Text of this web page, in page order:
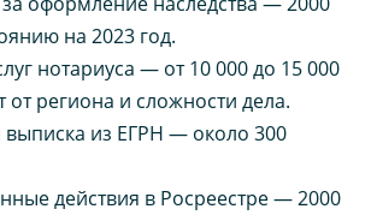
на 2023 год.
нотариуса — от 10 000 до 15 000
от региона и сложности дела.
из ЕГРН — около 300
действия в Росреестре — 2000